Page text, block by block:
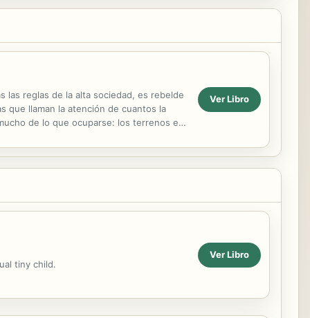
las reglas de la alta sociedad, es rebelde
que llaman la atención de cuantos la
de lo que ocuparse: los terrenos en
Ver Libro
tiny child.
Ver Libro